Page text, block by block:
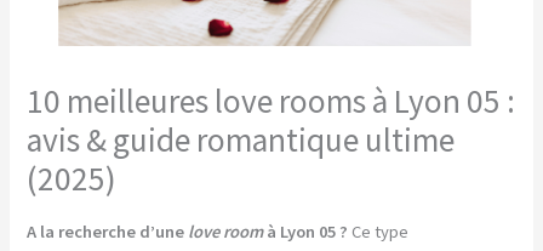
10 meilleures love rooms à Lyon 05 :
avis & guide romantique ultime
(2025)
A la recherche d’une love roomà Lyon 05 ? Ce type